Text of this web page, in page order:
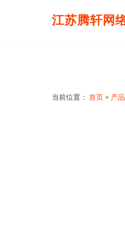
江苏腾轩网
当前位置： 首页 > 产